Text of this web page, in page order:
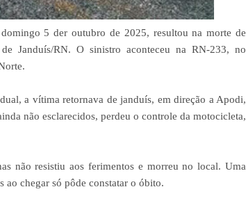
5 der outubro de 2025, resultou na morte de
Janduís/RN. O sinistro aconteceu na RN-233, no
a vítima retornava de janduís, em direção a Apodi,
não esclarecidos, perdeu o controle da motocicleta,
não resistiu aos ferimentos e morreu no local. Uma
ao chegar só pôde constatar o óbito.